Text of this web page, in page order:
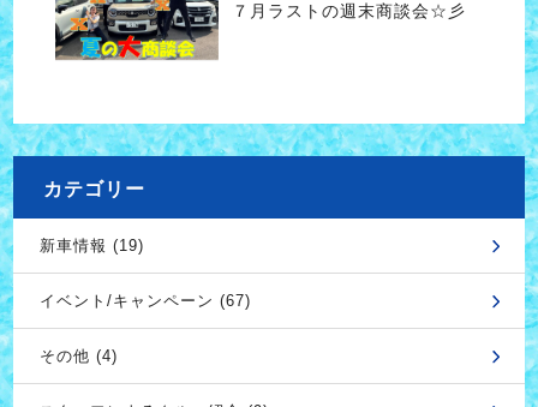
７月ラストの週末商談会☆彡
カテゴリー
新車情報 (19)
イベント/キャンペーン (67)
その他 (4)